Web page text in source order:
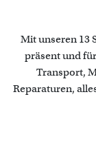
Mit unseren 13
präsent und
Transport,
Reparaturen,